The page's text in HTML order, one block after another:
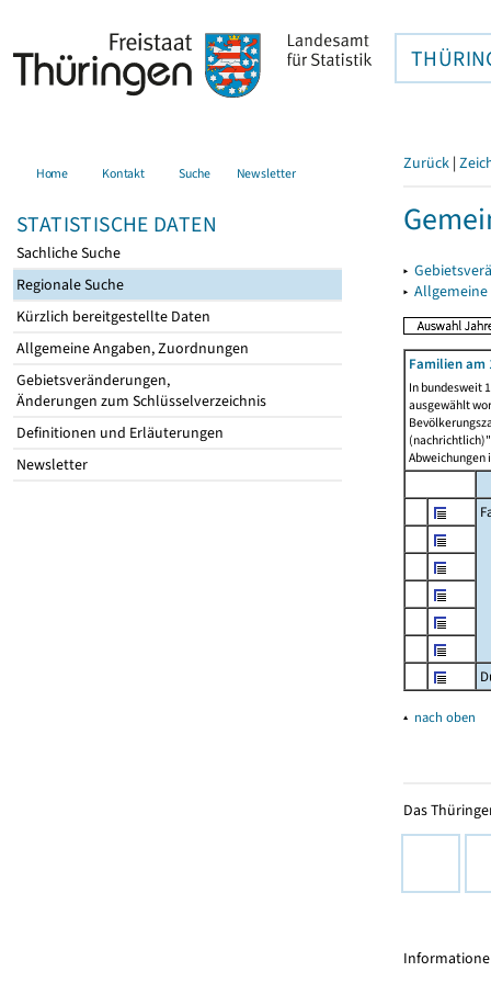
Home Kontakt Suche Newsletter
STATISTISCHE DATEN
Sachliche Suche
Regionale Suche
Kürzlich bereitgestellte Daten
Allgemeine Angaben, Zuordnungen
Gebietsveränderungen,
Änderungen zum Schlüsselverzeichnis
Definitionen und Erläuterungen
Newsletter
Zurück |
▸
▸
Familien am
In bundesweit
ausgewählt
Abweichungen
▴ nach oben
Das